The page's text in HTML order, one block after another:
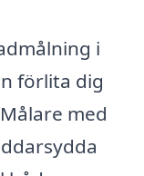
i
förlita dig
med